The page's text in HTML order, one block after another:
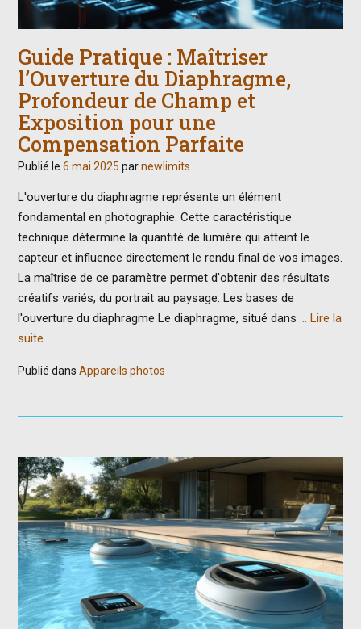
Guide Pratique : Maîtriser
l’Ouverture du Diaphragme,
Profondeur de Champ et
Exposition pour une
Compensation Parfaite
Publié le 6 mai 2025 parnewlimits
L'ouverture du diaphragme représente un élément
fondamental en photographie. Cette caractéristique
technique détermine la quantité de lumière qui atteint le
capteur et influence directement le rendu final de vos images.
La maîtrise de ce paramètre permet d'obtenir des résultats
créatifs variés, du portrait au paysage. Les bases de
l'ouverture du diaphragme Le diaphragme, situé dans … Lire la
suite
Publié dans Appareils photos